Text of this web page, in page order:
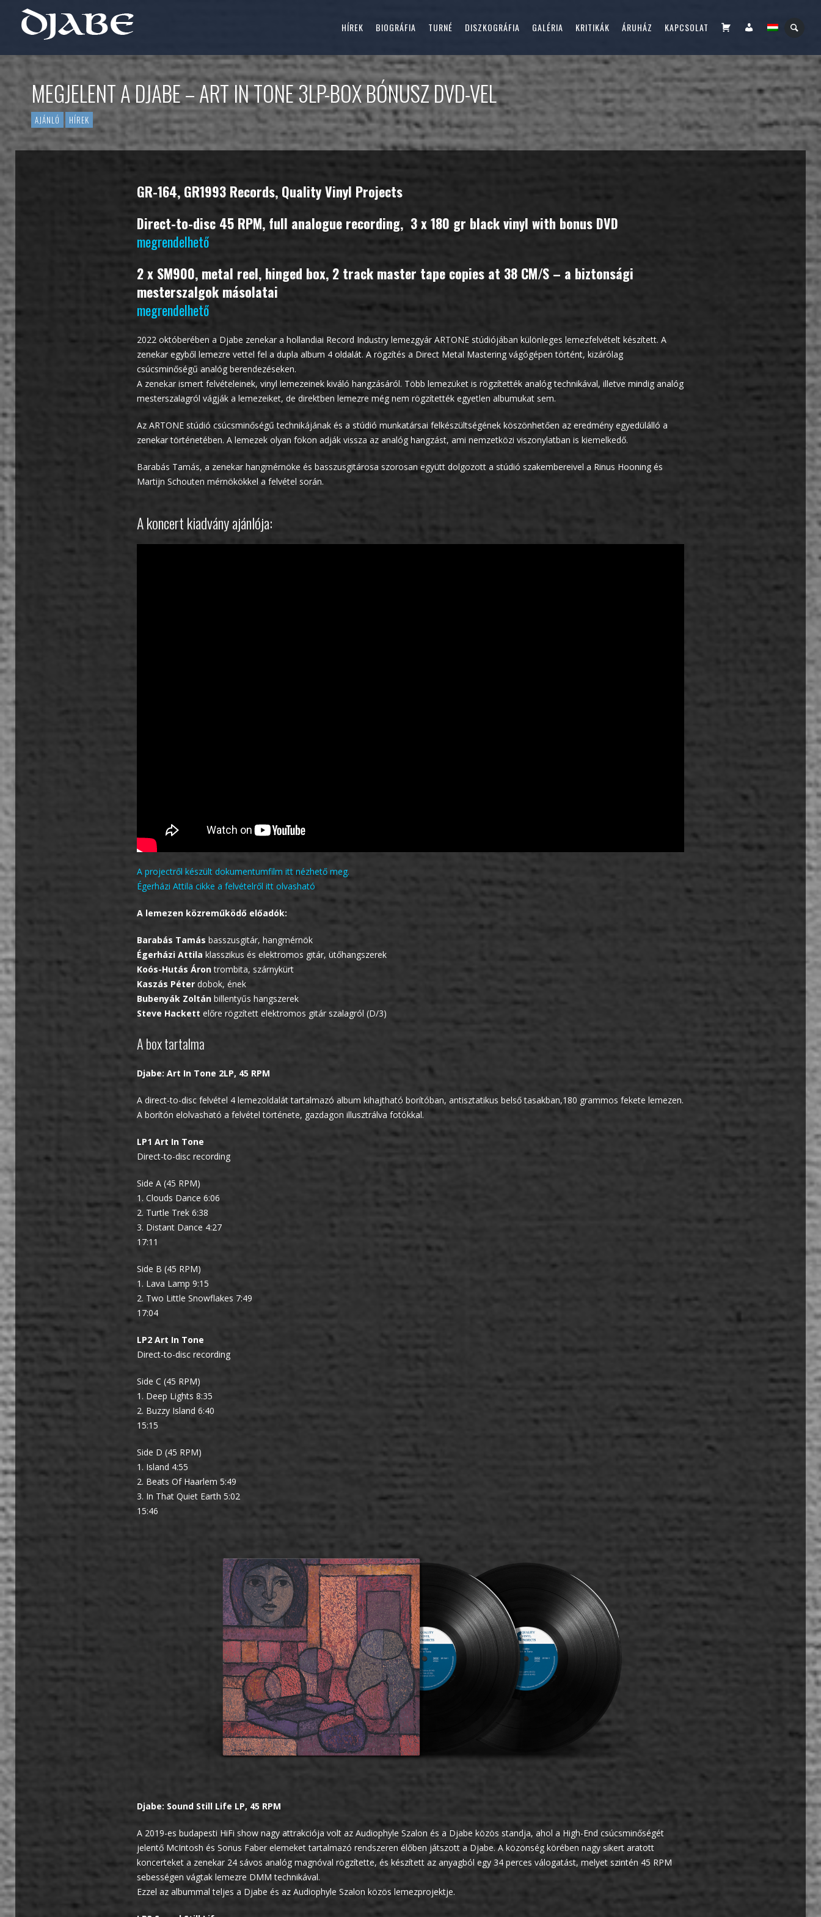
HÍREK BIOGRÁFIA TURNÉ DISZKOGRÁFIA GALÉRIA KRITIKÁK ÁRUHÁZ KAPCSOLAT KOSÁR FIÓKOM
MEGJELENT A DJABE – ART IN TONE 3LP-BOX BÓNUSZ DVD-VEL
AJÁNLÓ HÍREK
GR-164, GR1993 Records, Quality Vinyl Projects
Direct-to-disc 45 RPM, full analogue recording, 3 x 180 gr black vinyl with bonus DVD
megrendelhető
2 x SM900, metal reel, hinged box, 2 track master tape copies at 38 CM/S – a biztonsági
mesterszalgok másolatai
megrendelhető
2022 októberében a Djabe zenekar a hollandiai Record Industry lemezgyár ARTONE stúdiójában különleges lemezfelvételt készített. A
zenekar egyből lemezre vettel fel a dupla album 4 oldalát. A rögzítés a Direct Metal Mastering vágógépen történt, kizárólag
csúcsminőségű analóg berendezéseken.
A zenekar ismert felvételeinek, vinyl lemezeinek kiváló hangzásáról. Több lemezüket is rögzítették analóg technikával, illetve mindig analóg
mesterszalagról vágják a lemezeiket, de direktben lemezre még nem rögzítették egyetlen albumukat sem.
Az ARTONE stúdió csúcsminőségű technikájának és a stúdió munkatársai felkészültségének köszönhetően az eredmény egyedülálló a
zenekar történetében. A lemezek olyan fokon adják vissza az analóg hangzást, ami nemzetközi viszonylatban is kiemelkedő.
Barabás Tamás, a zenekar hangmérnöke és basszusgitárosa szorosan együtt dolgozott a stúdió szakembereivel a Rinus Hooning és
Martijn Schouten mérnökökkel a felvétel során.
A koncert kiadvány ajánlója:
A projectről készült dokumentumfilm itt nézhető meg.
Égerházi Attila cikke a felvételről itt olvasható
A lemezen közreműködő előadók:
Barabás Tamás basszusgitár, hangmérnök
Égerházi Attila klasszikus és elektromos gitár, ütőhangszerek
Koós-Hutás Árontrombita, szárnykürt
Kaszás Péter dobok, ének
Bubenyák Zoltán billentyűs hangszerek
Steve Hackett előre rögzített elektromos gitár szalagról (D/3)
A box tartalma
Djabe: Art In Tone 2LP, 45 RPM
A direct-to-disc felvétel 4 lemezoldalát tartalmazó album kihajtható borítóban, antisztatikus belső tasakban,180 grammos fekete lemezen.
A borítón elolvasható a felvétel története, gazdagon illusztrálva fotókkal.
LP1 Art In Tone
Direct-to-disc recording
Side A (45 RPM)
1. Clouds Dance 6:06
2. Turtle Trek 6:38
3. Distant Dance 4:27
17:11
Side B (45 RPM)
1. Lava Lamp 9:15
2. Two Little Snowflakes 7:49
17:04
LP2 Art In Tone
Direct-to-disc recording
Side C (45 RPM)
1. Deep Lights 8:35
2. Buzzy Island 6:40
15:15
Side D (45 RPM)
1. Island 4:55
2. Beats Of Haarlem 5:49
3. In That Quiet Earth 5:02
15:46
Djabe: Sound Still Life LP, 45 RPM
A 2019-es budapesti HiFi show nagy attrakciója volt az Audiophyle Szalon és a Djabe közös standja, ahol a High-End csúcsminőségét
jelentő McIntosh és Sonus Faber elemeket tartalmazó rendszeren élőben játszott a Djabe. A közönség körében nagy sikert aratott
koncerteket a zenekar 24 sávos analóg magnóval rögzítette, és készített az anyagból egy 34 perces válogatást, melyet szintén 45 RPM
sebességen vágtak lemezre DMM technikával.
Ezzel az albummal teljes a Djabe és az Audiophyle Szalon közös lemezprojektje.